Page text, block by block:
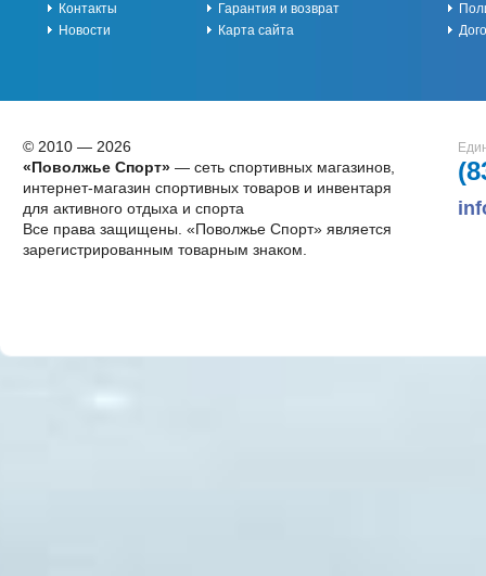
Контакты
Новости
Гарантия и возврат
Карта сайта
© 2010 — 2026
«Поволжье Спорт»— сеть спортивных магазинов,
интернет-магазин спортивных товаров и инвентаря
для активного отдыха и спорта
Все права защищены. «Поволжье Спорт» является
зарегистрированным товарным знаком.